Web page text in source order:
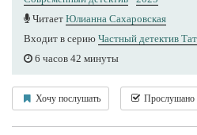
Читает Юлианна Сахаровская
Входит в серию Частный детектив
6 часов 42 минуты
Хочу послушать Прослушано